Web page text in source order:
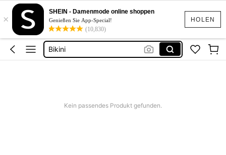
HOLEN
×
SHEIN - Damenmode online shoppen
Genießen Sie App-Special!
(10,830)
Festival Outfit Damen
Squishies
Sommerkleider Für Damen
Bikini
Kein passendes Produkt gefunden.